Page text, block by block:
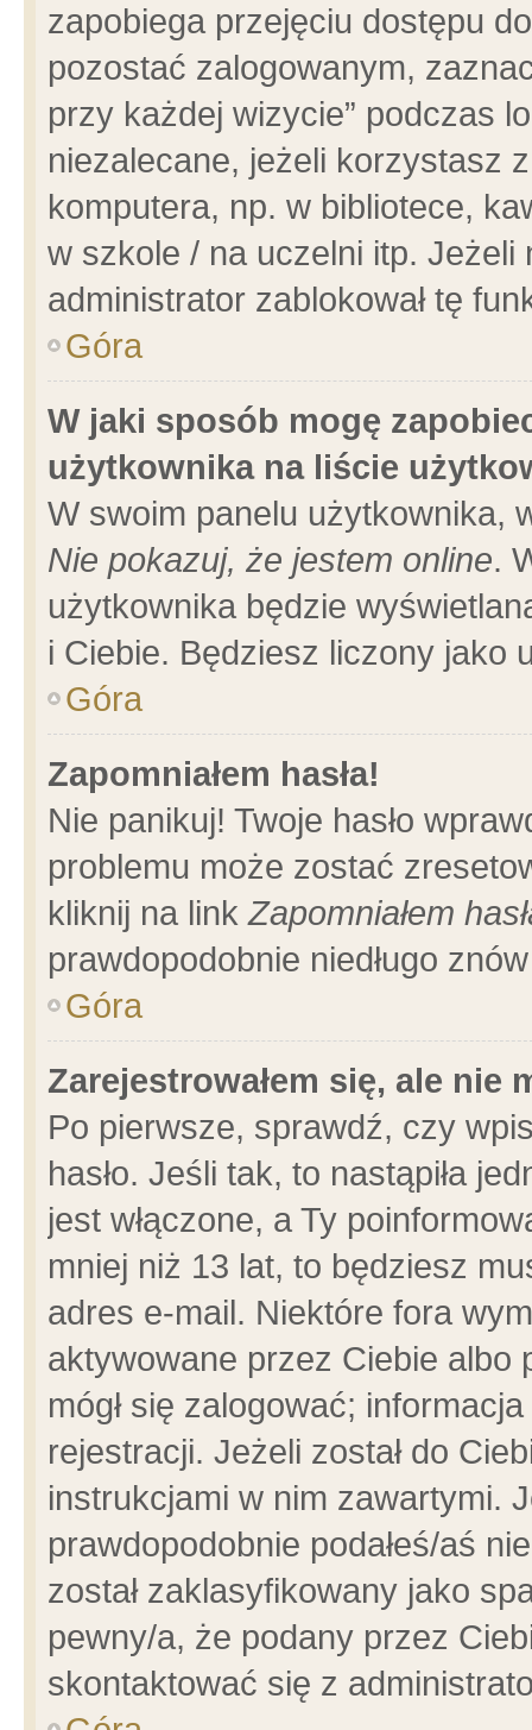
zapobiega przejęciu dostępu
pozostać zalogowanym,
przy każdej wizycie” podczas
niezalecane, jeżeli korzystasz
komputera, np. w bibliotece,
w szkole / na uczelni itp.
administrator zablokował tę
Góra
W jaki sposób mogę
użytkownika na liście
W swoim panelu użytkownika,
Nie pokazuj, że jestem online.
użytkownika będzie
i Ciebie. Będziesz liczony jako
Góra
Zapomniałem hasła!
Nie panikuj! Twoje hasło
problemu może zostać
kliknij na linkZapomniałem
prawdopodobnie niedługo
Góra
Zarejestrowałem się, ale nie
Po pierwsze, sprawdź, czy
hasło. Jeśli tak, to nastąpiła
jest włączone, a Ty
mniej niż 13 lat, to będziesz
adres e-mail. Niektóre fora
aktywowane przez Ciebie albo
mógł się zalogować;
rejestracji. Jeżeli został do
instrukcjami w nim zawartymi.
prawdopodobnie podałeś/aś
został zaklasyfikowany jako
pewny/a, że podany przez
skontaktować się z